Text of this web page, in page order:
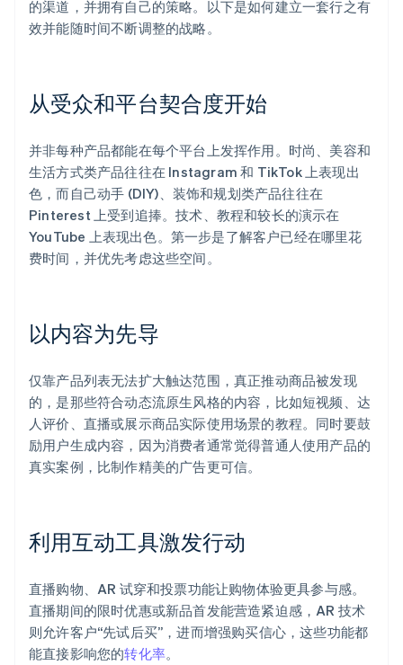
的渠道，并拥有自己的策略。以下是如何建立一套行之有
效并能随时间不断调整的战略。
从受众和平台契合度开始
并非每种产品都能在每个平台上发挥作用。时尚、美容和
生活方式类产品往往在 Instagram 和 TikTok 上表现出
色，而自己动手 (DIY)、装饰和规划类产品往往在
Pinterest 上受到追捧。技术、教程和较长的演示在
YouTube 上表现出色。第一步是了解客户已经在哪里花
费时间，并优先考虑这些空间。
以内容为先导
仅靠产品列表无法扩大触达范围，真正推动商品被发现
的，是那些符合动态流原生风格的内容，比如短视频、达
人评价、直播或展示商品实际使用场景的教程。同时要鼓
励用户生成内容，因为消费者通常觉得普通人使用产品的
真实案例，比制作精美的广告更可信。
利用互动工具激发行动
直播购物、AR 试穿和投票功能让购物体验更具参与感。
直播期间的限时优惠或新品首发能营造紧迫感，AR 技术
则允许客户“先试后买”，进而增强购买信心，这些功能都
能直接影响您的转化率。